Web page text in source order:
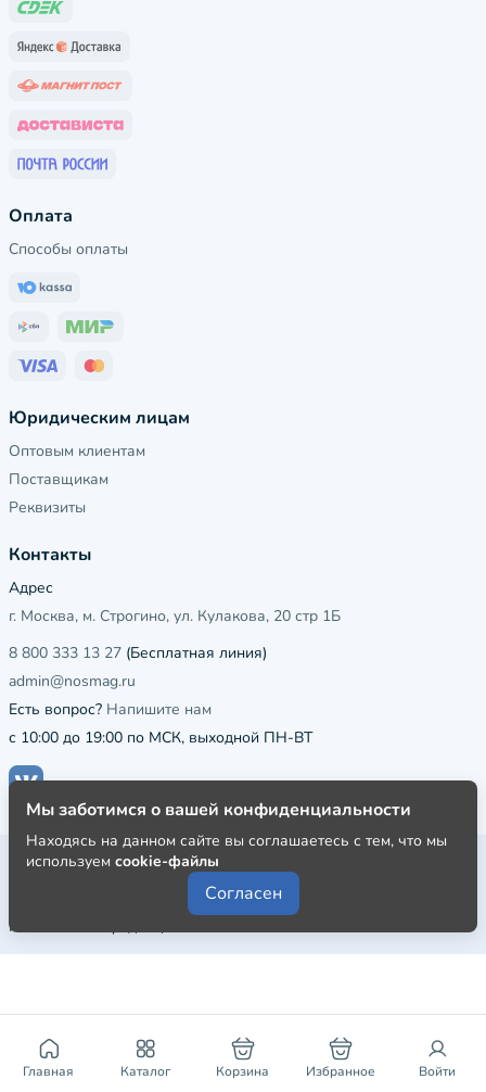
Главная Каталог Корзина Избранное Войти
Оплата
Способы оплаты
Юридическим лицам
Оптовым клиентам
Поставщикам
Реквизиты
Контакты
Адрес
г. Москва, м. Строгино, ул. Кулакова, 20 стр 1Б
8 800 333 13 27 (Бесплатная линия)
admin@nosmag.ru
Есть вопрос? Напишите нам
с 10:00 до 19:00 по МСК, выходной ПН-ВТ
Публичная оферта
Пользовательское соглашение
Политика конфиденциальности
Мы заботимся о вашей конфиденциальности
Находясь на данном сайте вы соглашаетесь с тем, что мы
используем cookie-файлы
Согласен